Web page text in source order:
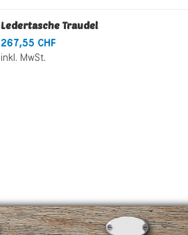
Ledertasche Traudel
267,55 CHF
inkl. MwSt.